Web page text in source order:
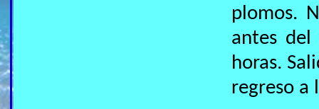
plomos.
antes del
horas.
regreso a